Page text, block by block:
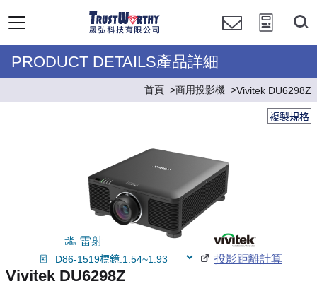
PRODUCT DETAILS產品詳細
首頁 商用投影機 Vivitek DU6298Z
複製規格
雷射
投影距離計算
Vivitek DU6298Z